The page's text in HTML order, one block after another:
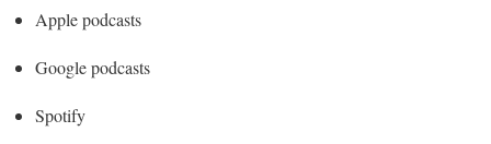
Apple podcasts
Google podcasts
Spotify